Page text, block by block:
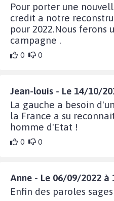
Pour porter une
credit a notre
pour 2022.Nous ferons
campagne .
0 0
Jean-louis - Le 14/10/
La gauche a besoin
la France a su
homme d'Etat !
0 0
Anne - Le 06/09/2022 à
Enfin des paroles sages